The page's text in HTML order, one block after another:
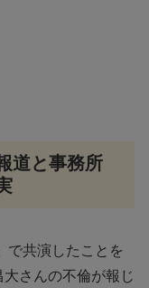
道と事務所
で共演したことを
さんの不倫が報じ